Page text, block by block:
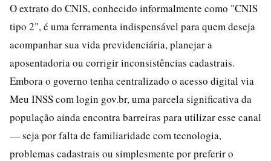
O extrato do CNIS, conhecido informalmente como "CNIS
tipo 2", é uma ferramenta indispensável para quem deseja
acompanhar sua vida previdenciária, planejar a
aposentadoria ou corrigir inconsistências cadastrais.
Embora o governo tenha centralizado o acesso digital via
Meu INSS com login gov.br, uma parcela significativa da
população ainda encontra barreiras para utilizar esse canal
— seja por falta de familiaridade com tecnologia,
problemas cadastrais ou simplesmente por preferir o